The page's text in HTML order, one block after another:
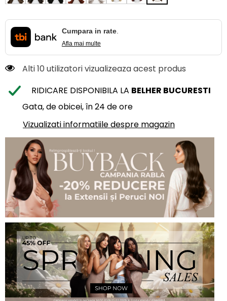
Cumpara in rate.
Afla mai multe
Alti 10 utilizatori vizualizeaza acest produs
RIDICARE DISPONIBILA LA BELHER BUCURESTI
Gata, de obicei, în 24 de ore
Vizualizati informatiile despre magazin